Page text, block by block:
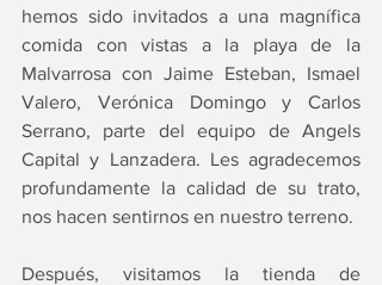
hemos sido invitados a una magnífica
comida con vistas a la playa de la
Malvarrosa con Jaime Esteban, Ismael
Valero, Verónica Domingo y Carlos
Serrano, parte del equipo de Angels
Capital y Lanzadera. Les agradecemos
profundamente la calidad de su trato,
nos hacen sentirnos en nuestro terreno.
Después, visitamos la tienda de